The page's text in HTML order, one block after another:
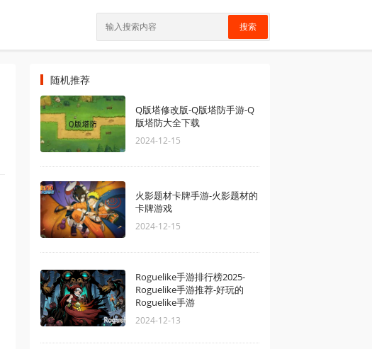
搜索
随机推荐
Q版塔修改版-Q版塔防手游-Q
版塔防大全下载
2024-12-15
火影题材卡牌手游-火影题材的
卡牌游戏
2024-12-15
Roguelike手游排行榜2025-
Roguelike手游推荐-好玩的
Roguelike手游
2024-12-13